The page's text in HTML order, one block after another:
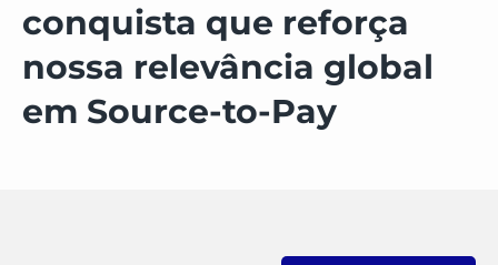
conquista que reforça
nossa relevância global
em Source-to-Pay